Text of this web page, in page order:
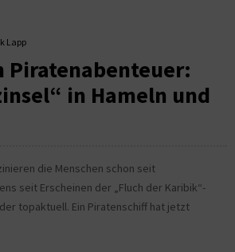
Lapp
Piratenabenteuer:
in Hameln und
die Menschen schon seit
seit Erscheinen der „Fluch der Karibik“-
topaktuell. Ein Piratenschiff hat jetzt